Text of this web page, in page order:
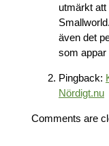
utmärkt att
även det
som appar
Pingback:
Nördigt.nu
Comments are